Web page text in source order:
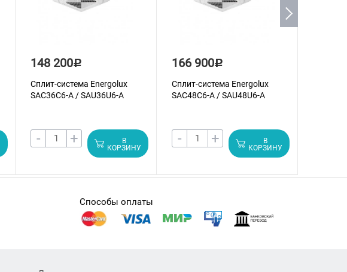
148 200Р
Сплит-система Energolux
SAС36С6-A / SAU36U6-A
- +
В
КОРЗИНУ
166 900Р
Сплит-система Energolux
SAС48С6-A / SAU48U6-A
- +
В
КОРЗИНУ
Способы оплаты